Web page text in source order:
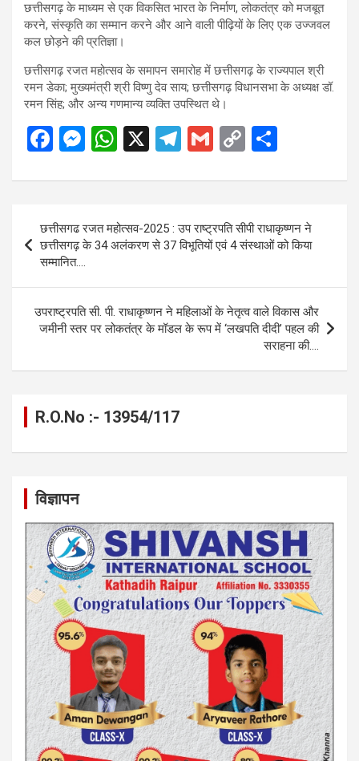
छत्तीसगढ़ के माध्यम से एक विकसित भारत के निर्माण, लोकतंत्र को मजबूत
करने, संस्कृति का सम्मान करने और आने वाली पीढ़ियों के लिए एक उज्जवल
कल छोड़ने की प्रतिज्ञा।
छत्तीसगढ़ रजत महोत्सव के समापन समारोह में छत्तीसगढ़ के राज्यपाल श्री
रमन डेका; मुख्यमंत्री श्री विष्णु देव साय; छत्तीसगढ़ विधानसभा के अध्यक्ष डॉ.
रमन सिंह; और अन्य गणमान्य व्यक्ति उपस्थित थे।
F
ce
b
o
o
k
M
se
g
W
at
s
A
p
X
T
e
a
G
ail
C
py
Li
n
ar
navigation
छत्तीसगढ रजत महोत्सव-2025 : उप राष्ट्रपति सीपी राधाकृष्णन ने
छत्तीसगढ़ के 34 अलंकरण से 37 विभूतियों एवं 4 संस्थाओं को किया
सम्मानित….
उपराष्ट्रपति सी. पी. राधाकृष्णन ने महिलाओं के नेतृत्व वाले विकास और
जमीनी स्तर पर लोकतंत्र के मॉडल के रूप में ‘लखपति दीदी’ पहल की
सराहना की….
R.O.No :- 13954/117
विज्ञापन